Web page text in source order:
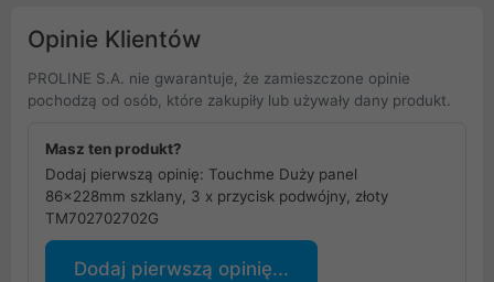
Opinie Klientów
PROLINE S.A. nie gwarantuje, że zamieszczone opinie
pochodzą od osób, które zakupiły lub używały dany produkt.
Masz ten produkt?
Dodaj pierwszą opinię: Touchme Duży panel
86x228mm szklany, 3 x przycisk podwójny, złoty
TM702702702G
Dodaj pierwszą opinię...